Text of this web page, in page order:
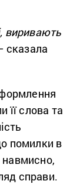
виривають
сказала
її слова та
помилки в
навмисно,
справи.